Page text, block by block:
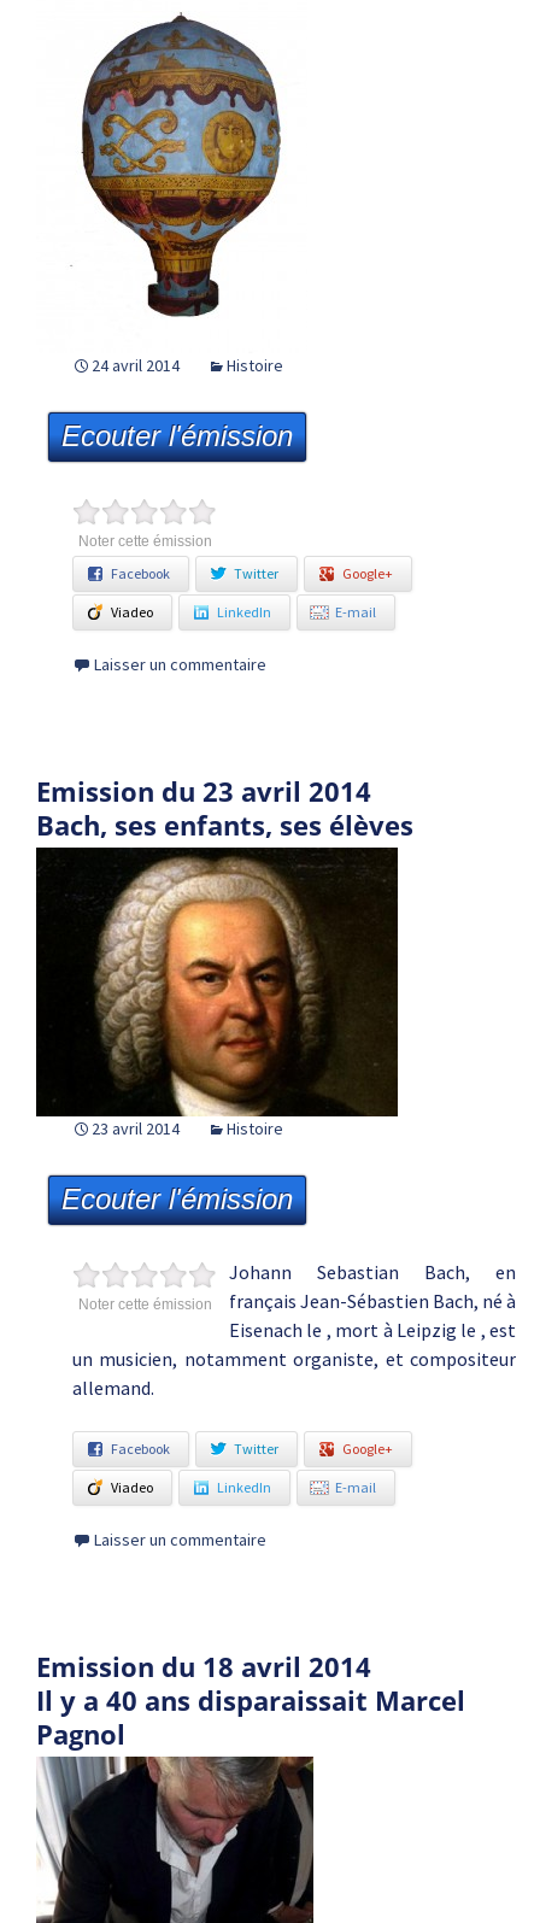
24 avril 2014 Histoire
Ecouter l'émission
Noter cette émission
Facebook Twitter Google+
Viadeo LinkedIn E-mail
Laisser un commentaire
Emission du 23 avril 2014
Bach, ses enfants, ses élèves
23 avril 2014 Histoire
Ecouter l'émission
Noter cette émission
Johann Sebastian Bach, en
français Jean-Sébastien Bach, né à
Eisenach le , mort à Leipzig le , est
un musicien, notamment organiste, et compositeur
allemand.
Facebook Twitter Google+
Viadeo LinkedIn E-mail
Laisser un commentaire
Emission du 18 avril 2014
Il y a 40 ans disparaissait Marcel
Pagnol